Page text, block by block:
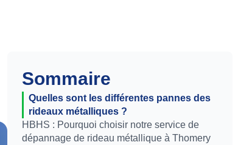
Sommaire
Quelles sont les différentes pannes des
rideaux métalliques ?
HBHS : Pourquoi choisir notre service de
dépannage de rideau métallique à Thomery